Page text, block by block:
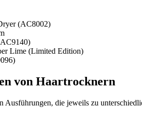
(AC8002)
Lime (Limited Edition)
von Haartrocknern
Ausführungen, die jeweils zu